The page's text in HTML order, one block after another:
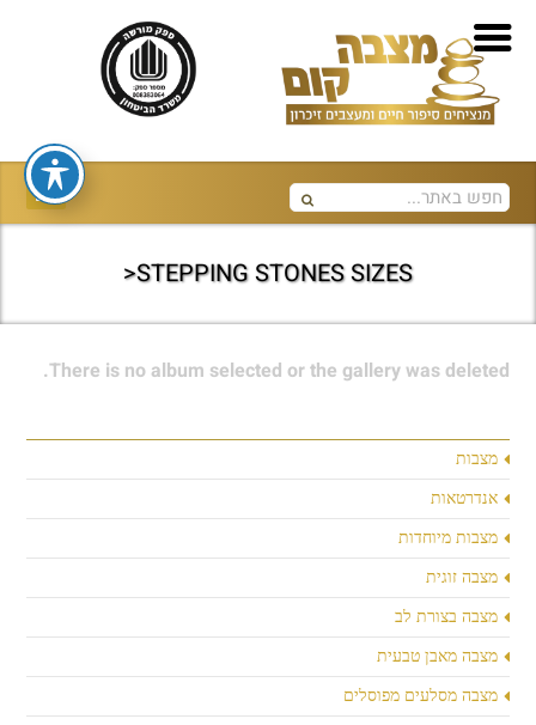
STEPPING STONES SIZES<
מצבות
אנדרטאות
מצבות מיוחדות
מצבה זוגית
מצבה בצורת לב
מצבה מאבן טבעית
מצבה מסלעים מפוסלים
There is no album selected or the gallery was deleted.